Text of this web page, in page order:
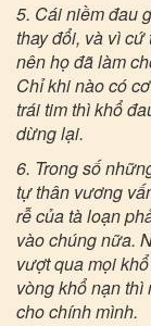
5. Cái niềm đau
thay đổi, và vì cứ
nên họ đã làm
Chỉ khi nào có
trái tim thì khổ
dừng lại.
6. Trong số
tự thân vương
rễ của tà loạn
vào chúng nữa.
vượt qua mọi
vòng khổ nạn
cho chính mình.